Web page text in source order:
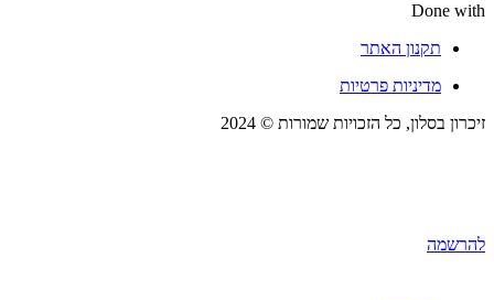
Done with
תקנון האתר
מדיניות פרטיות
זיכרון בסלון, כל הזכויות שמורות © 2024
להרשמה